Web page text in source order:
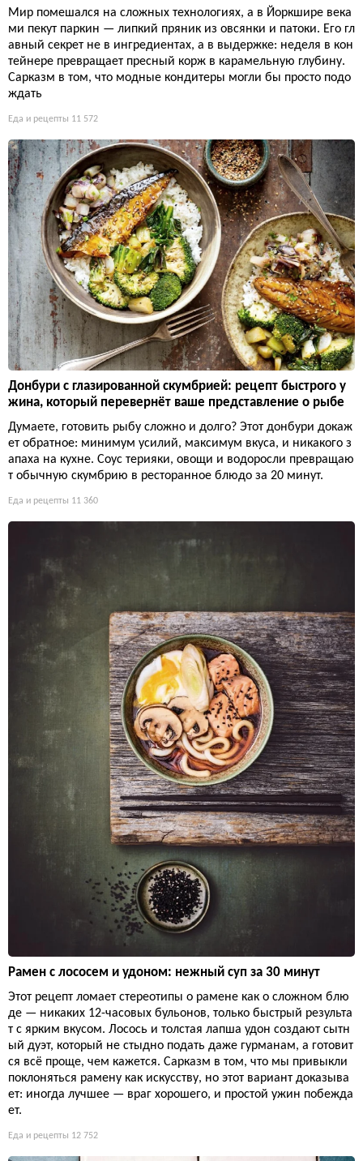
Мир помешался на сложных технологиях, а в Йоркшире века
ми пекут паркин — липкий пряник из овсянки и патоки. Его гл
авный секрет не в ингредиентах, а в выдержке: неделя в кон
тейнере превращает пресный корж в карамельную глубину.
Сарказм в том, что модные кондитеры могли бы просто подо
ждать
Еда и рецепты 11 572
Донбури с глазированной скумбрией: рецепт быстрого у
жина, который перевернёт ваше представление о рыбе
Думаете, готовить рыбу сложно и долго? Этот донбури докаж
ет обратное: минимум усилий, максимум вкуса, и никакого з
апаха на кухне. Соус терияки, овощи и водоросли превращаю
т обычную скумбрию в ресторанное блюдо за 20 минут.
Еда и рецепты 11 360
Рамен с лососем и удоном: нежный суп за 30 минут
Этот рецепт ломает стереотипы о рамене как о сложном блю
де — никаких 12-часовых бульонов, только быстрый результа
т с ярким вкусом. Лосось и толстая лапша удон создают сытн
ый дуэт, который не стыдно подать даже гурманам, а готовит
ся всё проще, чем кажется. Сарказм в том, что мы привыкли
поклоняться рамену как искусству, но этот вариант доказыва
ет: иногда лучшее — враг хорошего, и простой ужин побежда
ет.
Еда и рецепты 12 752